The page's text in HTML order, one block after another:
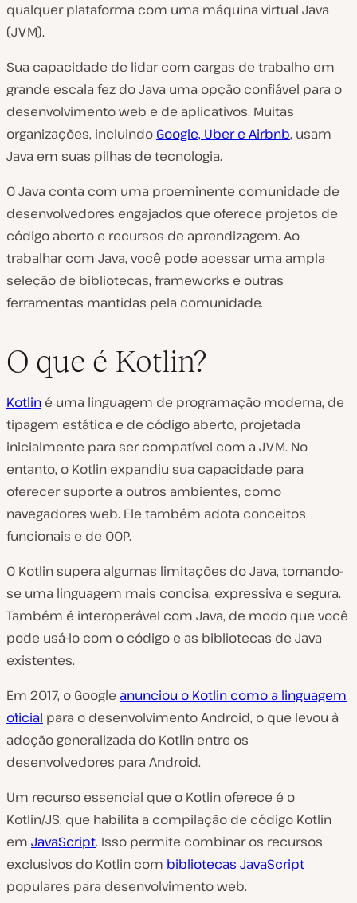
qualquer plataforma com uma máquina virtual Java
(JVM).
Sua capacidade de lidar com cargas de trabalho em
grande escala fez do Java uma opção confiável para o
desenvolvimento web e de aplicativos. Muitas
organizações, incluindo Google, Uber e Airbnb, usam
Java em suas pilhas de tecnologia.
O Java conta com uma proeminente comunidade de
desenvolvedores engajados que oferece projetos de
código aberto e recursos de aprendizagem. Ao
trabalhar com Java, você pode acessar uma ampla
seleção de bibliotecas, frameworks e outras
ferramentas mantidas pela comunidade.
O que é Kotlin?
Kotlin é uma linguagem de programação moderna, de
tipagem estática e de código aberto, projetada
inicialmente para ser compatível com a JVM. No
entanto, o Kotlin expandiu sua capacidade para
oferecer suporte a outros ambientes, como
navegadores web. Ele também adota conceitos
funcionais e de OOP.
O Kotlin supera algumas limitações do Java, tornando-
se uma linguagem mais concisa, expressiva e segura.
Também é interoperável com Java, de modo que você
pode usá-lo com o código e as bibliotecas de Java
existentes.
Em 2017, o Google anunciou o Kotlin como a linguagem
oficial para o desenvolvimento Android, o que levou à
adoção generalizada do Kotlin entre os
desenvolvedores para Android.
Um recurso essencial que o Kotlin oferece é o
Kotlin/JS, que habilita a compilação de código Kotlin
em JavaScript. Isso permite combinar os recursos
exclusivos do Kotlin com bibliotecas JavaScript
populares para desenvolvimento web.